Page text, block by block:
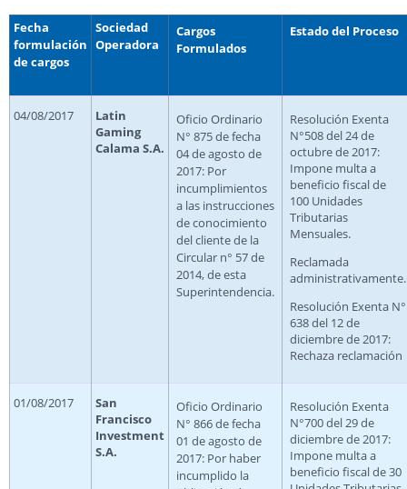
Fecha
formulación
de cargos
Sociedad
Operadora
Cargos
Formulados
Estado del Proceso
04/08/2017
Latin
Gaming
Calama S.A.
Oficio Ordinario
N° 875 de fecha
04 de agosto de
2017: Por
incumplimientos
a las instrucciones
de conocimiento
del cliente de la
Circular n° 57 de
2014, de esta
Superintendencia.
Resolución Exenta
N°508 del 24 de
octubre de 2017:
Impone multa a
beneficio fiscal de
100 Unidades
Tributarias
Mensuales.
Reclamada
administrativamente.
Resolución Exenta N°
638 del 12 de
diciembre de 2017:
Rechaza reclamación
01/08/2017
San
Francisco
Investment
S.A.
Oficio Ordinario
N° 866 de fecha
01 de agosto de
2017: Por haber
incumplido la
Resolución Exenta
N°700 del 29 de
diciembre de 2017:
Impone multa a
beneficio fiscal de 30